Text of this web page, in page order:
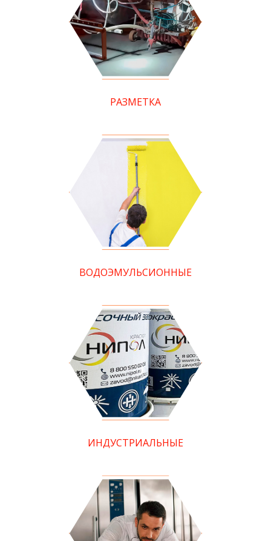
РАЗМЕТКА
ВОДОЭМУЛЬСИОННЫЕ
ИНДУСТРИАЛЬНЫЕ